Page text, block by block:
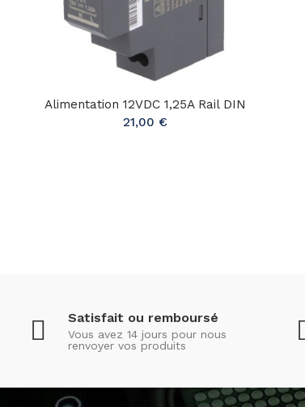
Alimentation 12VDC 1,25A Rail DIN
21,00 €
Satisfait ou remboursé
Vous avez 14 jours pour nous
renvoyer vos produits